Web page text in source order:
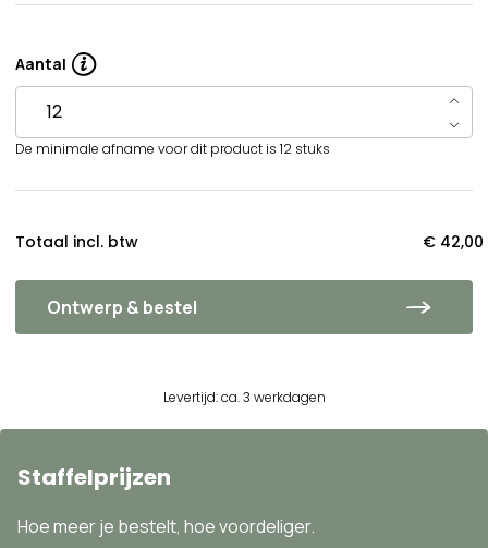
Ontwerp & bestel
Aantal
De minimale afname voor dit product is 12 stuks
Totaal incl. btw € 42,00
Levertijd: ca. 3 werkdagen
Staffelprijzen
Hoe meer je bestelt, hoe voordeliger.